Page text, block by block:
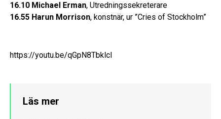
16.10 Michael Erman, Utredningssekreterare
16.55 Harun Morrison, konstnär, ur ”Cries of Stockholm”
https://youtu.be/qGpN8TbklcI
Läs mer